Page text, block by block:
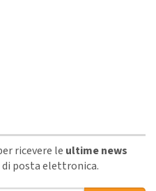
ricevere le ultime news
posta elettronica.